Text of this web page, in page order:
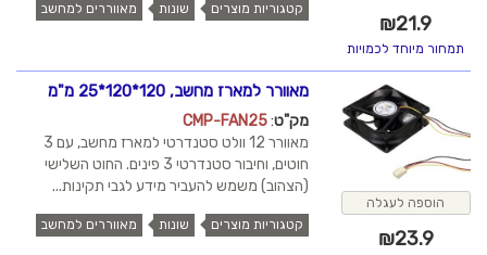
₪21.9
תמחור מיוחד לכמויות
קטגוריות מוצרים שונות מאווררים למחשב
הוספה לעגלה
₪23.9
מאוורר למארז מחשב, 120*120*25 מ"מ
מק"ט:
CMP-FAN25
מאוורר 12 וולט סטנדרטי למארז מחשב, עם 3
חוטים, וחיבור סטנדרטי 3 פינים. החוט השלישי
(הצהוב) משמש להעביר מידע לגבי תקינות...
קטגוריות מוצרים שונות מאווררים למחשב